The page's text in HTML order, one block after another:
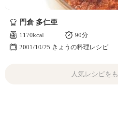
門倉 多仁亜
1170kcal
90分
2001/10/25 きょうの料理レシピ
人気レシピを